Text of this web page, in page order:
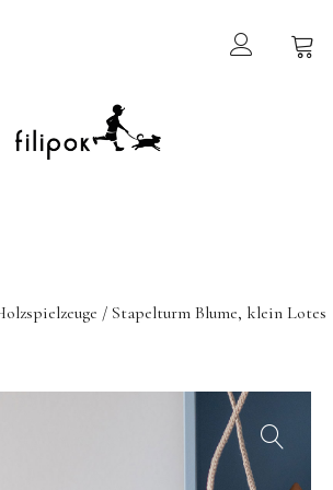
Sommermarkt
New In
Wigiwama
Mammalampa
/ Stapelturm Blume, klein Lotes